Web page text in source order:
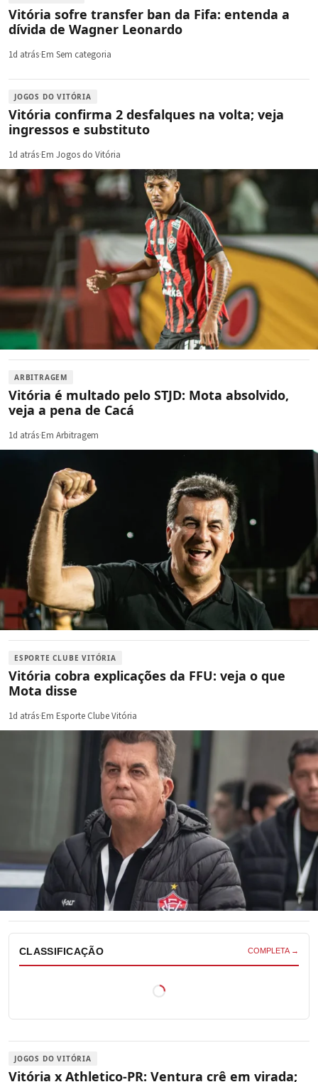
Vitória sofre transfer ban da Fifa: entenda a
dívida de Wagner Leonardo
1d atrás·Em Sem categoria
JOGOS DO VITÓRIA
Vitória confirma 2 desfalques na volta; veja
ingressos e substituto
1d atrás·Em Jogos do Vitória
ARBITRAGEM
Vitória é multado pelo STJD: Mota absolvido,
veja a pena de Cacá
1d atrás·Em Arbitragem
ESPORTE CLUBE VITÓRIA
Vitória cobra explicações da FFU: veja o que
Mota disse
1d atrás·Em Esporte Clube Vitória
CLASSIFICAÇÃO COMPLETA →
JOGOS DO VITÓRIA
Vitória x Athletico-PR: Ventura crê em virada;